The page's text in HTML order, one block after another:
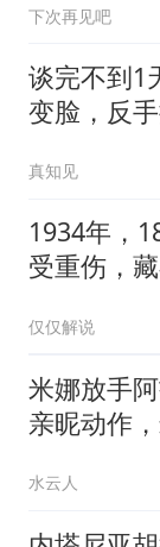
下次再见吧
谈完不到1
变脸，反
真知见
1934年，
受重伤，
仅仅解说
米娜放手
亲昵动作
水云人